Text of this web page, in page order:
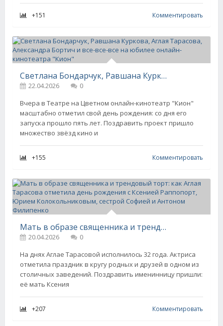
+151 Комментировать
Светлана Бондарчук, Равшана Куркова, Аглая Тарасова, Александра Бортич и все-все-все на юбилее онлайн-кинотеатра "Кион"
22.04.2026
0
Вчера в Театре на Цветном онлайн-кинотеатр "Кион"
масштабно отметил свой день рождения: со дня его
запуска прошло пять лет. Поздравить проект пришло
множество звёзд кино и
+155 Комментировать
Мать в образе священника и трендовый торт: как Аглая Тарасова отметила день рождения с Ксенией Раппопорт, Юрием Колокольниковым, сестрой Софией и Антоном Филипенко
20.04.2026
0
На днях Аглае Тарасовой исполнилось 32 года. Актриса
отметила праздник в кругу родных и друзей в одном из
столичных заведений. Поздравить именинницу пришли:
её мать Ксения
+207 Комментировать